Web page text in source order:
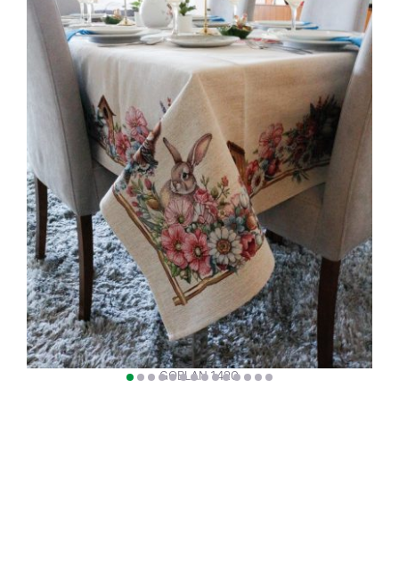
GOBLAN 1420